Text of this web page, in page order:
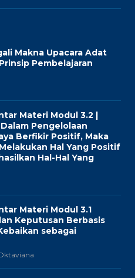
Makna Upacara Adat
Pembelajaran
Materi Modul 3.2 |
Pengelolaan
Berfikir Positif, Maka
Hal Yang Positif
Hal-Hal Yang
Materi Modul 3.1
Keputusan Berbasis
sebagai